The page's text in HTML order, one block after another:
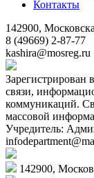
Контакты
142900,
8 (49669) 2-87-77
kashira@mosreg.ru
Зарегистрирован
связи,
коммуникаций.
массовой
Учредитель:
142900,